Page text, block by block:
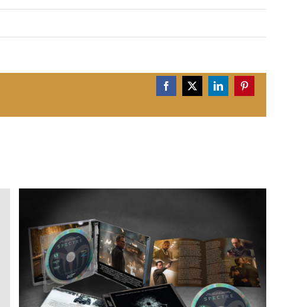
Facebook
X LinkedInPinterest